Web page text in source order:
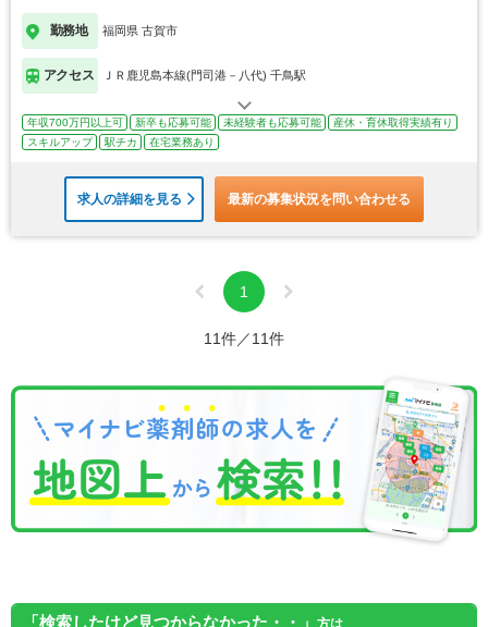
勤務地 福岡県 古賀市
アクセス ＪＲ鹿児島本線(門司港－八代) 千鳥駅
年収700万円以上可 新卒も応募可能 未経験者も応募可能
産休・育休取得実績有り
スキルアップ
駅チカ 在宅業務あり
求人の詳細を見る 最新の募集状況を問い合わせる
1
11件／11件
「検索したけど見つからなかった・・」 方は